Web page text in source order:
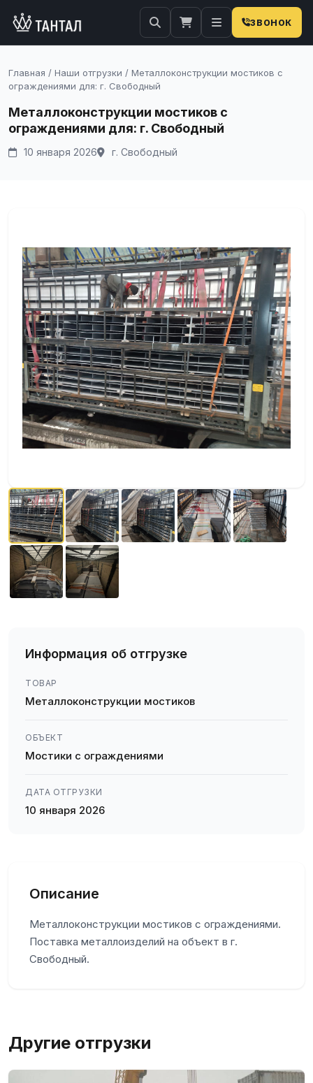
ЗВОНОК
Главная / Наши отгрузки / Металлоконструкции мостиков с
ограждениями для: г. Свободный
Металлоконструкции мостиков с
ограждениями для: г. Свободный
10 января 2026 г. Свободный
Информация об отгрузке
ТОВАР
Металлоконструкции мостиков
ОБЪЕКТ
Мостики с ограждениями
ДАТА ОТГРУЗКИ
10 января 2026
Описание
Металлоконструкции мостиков с ограждениями.
Поставка металлоизделий на объект в г.
Свободный.
Другие отгрузки